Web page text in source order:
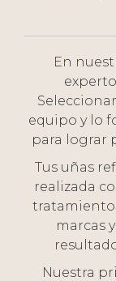
En
equipo y lo
para lograr
Tus uñas
realizada
marcas
Nuestra